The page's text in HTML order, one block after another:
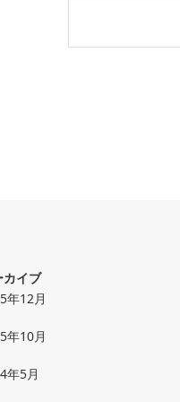
カイブ
年12月
年10月
年5月